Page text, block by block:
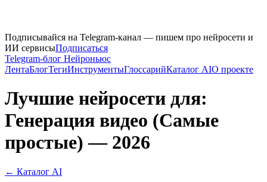
Подписывайся на Telegram-канал — пишем про нейросети и
ИИ сервисыПодписаться
Telegram-блог Нейроньюс
ЛентаБлогТегиИнструментыГлоссарийКаталог AIО проекте
Лучшие нейросети для:
Генерация видео (Самые
простые) — 2026
← Каталог AI